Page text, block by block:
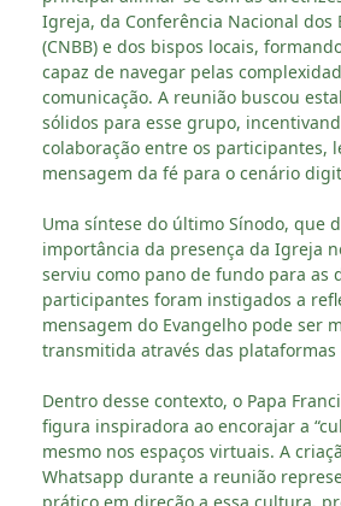
Igreja, da Conferência Nacional dos
(CNBB) e dos bispos locais,
capaz de navegar pelas
comunicação. A reunião buscou
sólidos para esse grupo,
colaboração entre os participantes,
mensagem da fé para o cenário
Uma síntese do último Sínodo, que
importância da presença da Igreja
serviu como pano de fundo para as
participantes foram instigados a
mensagem do Evangelho pode ser
transmitida através das
Dentro desse contexto, o Papa
figura inspiradora ao encorajar a
mesmo nos espaços virtuais. A
Whatsapp durante a reunião